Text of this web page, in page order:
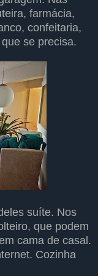
farmácia,
confeitaria,
se precisa.
suíte. Nos
que podem
cama de casal.
Cozinha